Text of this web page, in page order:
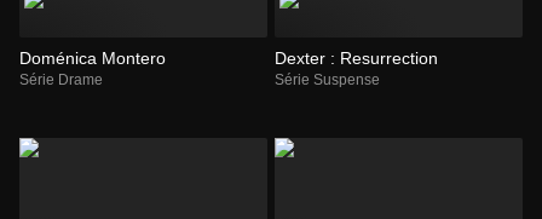
Doménica Montero
Série Drame
Dexter : Resurrection
Série Suspense